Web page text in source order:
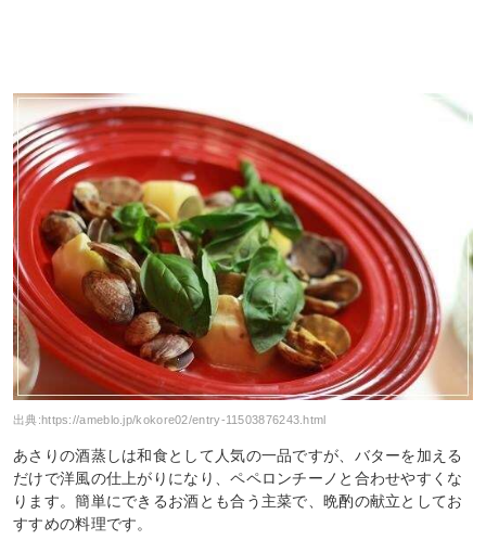
出典:https://ameblo.jp/kokore02/entry-11503876243.html
あさりの酒蒸しは和食として人気の一品ですが、バターを加える
だけで洋風の仕上がりになり、ペペロンチーノと合わせやすくな
ります。簡単にできるお酒とも合う主菜で、晩酌の献立としてお
すすめの料理です。